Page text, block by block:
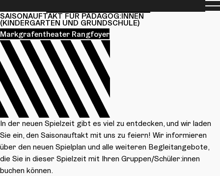
SAISONAUFTAKT FÜR PÄDAGOG:INNEN
(KINDERGARTEN UND GRUNDSCHULE)
Markgrafentheater Rangfoyer
In der neuen Spielzeit gibt es viel zu entdecken, und wir laden
Sie ein, den Saisonauftakt mit uns zu feiern! Wir informieren
über den neuen Spielplan und alle weiteren Begleitangebote,
die Sie in dieser Spielzeit mit Ihren Gruppen/Schüler:innen
buchen können.